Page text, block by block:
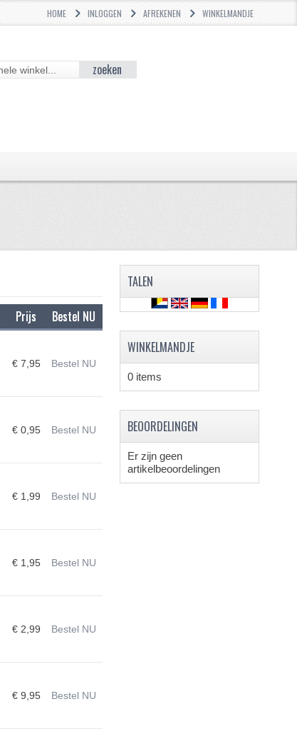
HOME INLOGGEN AFREKENEN WINKELMANDJE
zoeken
Prijs Bestel NU
€ 7,95 Bestel NU
€ 0,95 Bestel NU
€ 1,99 Bestel NU
€ 1,95 Bestel NU
€ 2,99 Bestel NU
€ 9,95 Bestel NU
TALEN
WINKELMANDJE
0 items
BEOORDELINGEN
Er zijn geen
artikelbeoordelingen